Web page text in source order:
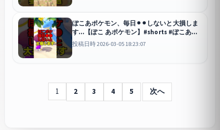
ぽこあポケモン、毎日⚫︎⚫︎しないと大損しま
す…【ぽこ あポケモン】#shorts #ぽこあポ
ケモン #ポケモン
投稿日時 2026-03-05 18:23:07
1 2 3 4 5 次へ